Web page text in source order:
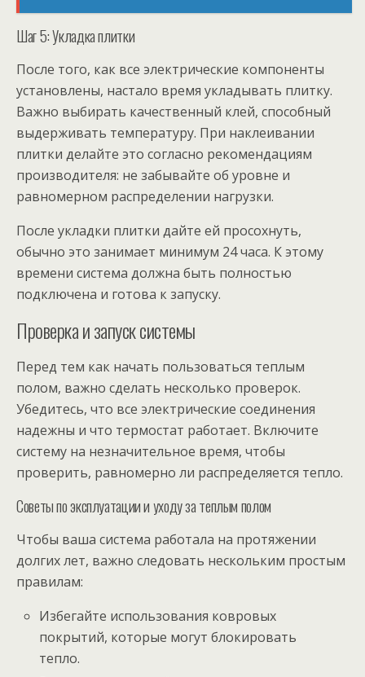
Шаг 5: Укладка плитки
После того, как все электрические компоненты
установлены, настало время укладывать плитку.
Важно выбирать качественный клей, способный
выдерживать температуру. При наклеивании
плитки делайте это согласно рекомендациям
производителя: не забывайте об уровне и
равномерном распределении нагрузки.
После укладки плитки дайте ей просохнуть,
обычно это занимает минимум 24 часа. К этому
времени система должна быть полностью
подключена и готова к запуску.
Проверка и запуск системы
Перед тем как начать пользоваться теплым
полом, важно сделать несколько проверок.
Убедитесь, что все электрические соединения
надежны и что термостат работает. Включите
систему на незначительное время, чтобы
проверить, равномерно ли распределяется тепло.
Советы по эксплуатации и уходу за теплым полом
Чтобы ваша система работала на протяжении
долгих лет, важно следовать нескольким простым
правилам:
Избегайте использования ковровых
покрытий, которые могут блокировать
тепло.